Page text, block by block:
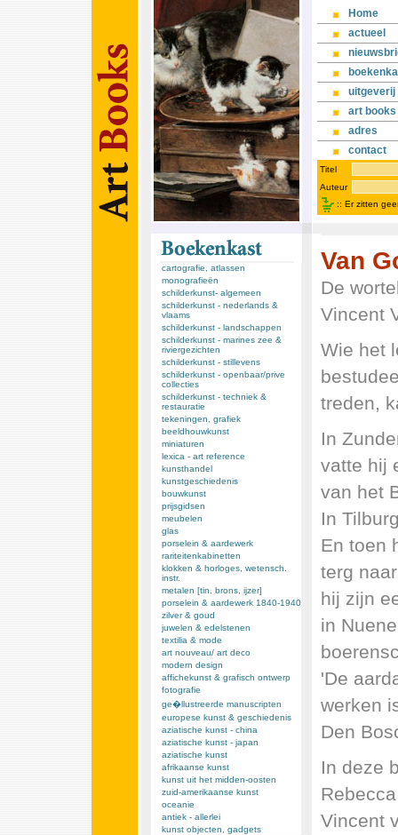
Home
actueel
uitgeverij
art books
adres
contact
Titel
Auteur
:: Er zitten
cartografie, atlassen
monografieën
schilderkunst- algemeen
schilderkunst - nederlands &
vlaams
schilderkunst - landschappen
schilderkunst - marines zee &
riviergezichten
schilderkunst - stillevens
schilderkunst - openbaar/prive
collecties
schilderkunst - techniek &
restauratie
tekeningen, grafiek
beeldhouwkunst
miniaturen
lexica - art reference
kunsthandel
kunstgeschiedenis
bouwkunst
prijsgidsen
meubelen
glas
porselein & aardewerk
rariteitenkabinetten
klokken & horloges, wetensch.
instr.
metalen [tin, brons, ijzer]
porselein & aardewerk 1840-1940
zilver & goud
juwelen & edelstenen
textilia & mode
art nouveau/ art deco
modern design
affichekunst & grafisch ontwerp
fotografie
ge�llustreerde manuscripten
europese kunst & geschiedenis
aziatische kunst - china
aziatische kunst - japan
aziatische kunst
afrikaanse kunst
kunst uit het midden-oosten
zuid-amerikaanse kunst
oceanie
antiek - allerlei
kunst objecten, gadgets
Van
De
Vincent
Wie het
treden,
In
vatte hij
van het
In
En toen
terg
hij zijn
in
'De
werken
Den
In deze
Vincent